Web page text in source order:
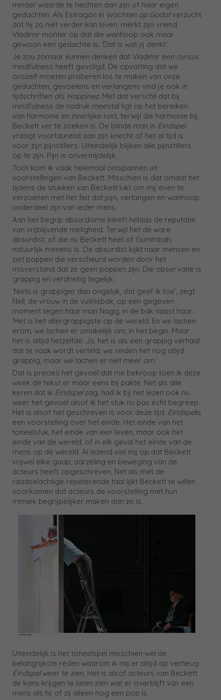
minder waarde te hechten aan zijn of haar eigen
gedachten. Als Estragon in Wachten op Godotverzucht
dat hij zo niet verder kan leven, merkt zijn vriend
Vladimir monter op dat die wanhoop ook maar
gewoon een gedachte is: ‘Dat is wat jij denkt.’
Je zou zomaar kunnen denken dat Vladimir een cursus
mindfulness heeft gevolgd. De opvatting dat we
onszelf moeten proberen los te maken van onze
gedachten, gevoelens en verlangens vind je ook in
tijdschriften als Happinez. Met dat verschil dat bij
mindfulness de nadruk meestal ligt op het bereiken
van harmonie en innerlijke rust, terwijl die harmonie bij
Beckett ver te zoeken is. De blinde man in Eindspel
vraagt voortdurend aan zijn knecht of het al tijd is
voor zijn pijnstillers. Uiteindelijk blijken alle pijnstillers
op te zijn. Pijn is onvermijdelijk.
Toch kom ik vaak helemaal ontspannen uit
voorstellingen van Beckett. Misschien is dat omdat het
tijdens de stukken van Beckett lukt om mij even te
verzoenen met het feit dat pijn, verlangen en wanhoop
onderdeel zijn van ieder mens.
Aan het begrip absurdisme kleeft helaas de reputatie
van vrijblijvende meligheid. Terwijl het de ware
absurdist, of die nu Beckett heet of Gummbah,
natuurlijk menens is. De absurdist kijkt naar mensen en
ziet poppen die verscheurd worden door het
misverstand dat ze geen poppen zijn. Die observatie is
grappig en verdrietig tegelijk.
‘Niets is grappiger dan ongeluk, dat geef ik toe’, zegt
Nell, de vrouw in de vuilnisbak, op een gegeven
moment tegen haar man Nagg, in de bak naast haar.
‘Het is het allergrappigste op de wereld. En we lachen
erom, we lachen er smakelijk om, in het begin. Maar
het is altijd hetzelfde. Ja, het is als een grappig verhaal
dat te vaak wordt verteld, we vinden het nog altijd
grappig, maar we lachen er niet meer om.’
Dat is precies het gevoel dat me bekroop toen ik deze
week de tekst er maar eens bij pakte. Net als alle
keren dat ik Eindspelzag, had ik bij het lezen ook nu
weer het gevoel alsof ik het stuk nu pas écht begreep.
Het is alsof het geschreven is voor deze tijd. Eindspelis
een voorstelling over het einde. Het einde van het
toneelstuk, het einde van een leven, maar ook het
einde van de wereld, of in elk geval het einde van de
mens op de wereld. Al lezend viel mij op dat Beckett
vrijwel elke gaap, aarzeling en beweging van de
acteurs heeft opgeschreven. Net als met de
raadselachtige repeterende taal lijkt Beckett te willen
voorkomen dat acteurs de voorstelling met hun
mimiek begrijpelijker maken dan ze is.
Uiteindelijk is het toneelspel misschien wel de
belangrijkste reden waarom ik mij er altijd op verheug
Eindspelweer te zien. Het is alsof acteurs van Beckett
de kans krijgen te laten zien wat er overblijft van een
mens als hij of zij alleen nog een pop is.